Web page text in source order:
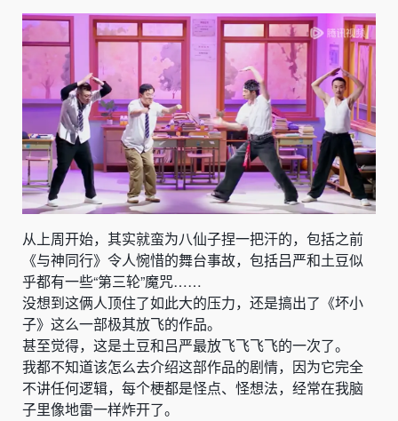
从上周开始，其实就蛮为八仙子捏一把汗的，包括之前
《与神同行》令人惋惜的舞台事故，包括吕严和土豆似
乎都有一些“第三轮”魔咒……
没想到这俩人顶住了如此大的压力，还是搞出了《坏小
子》这么一部极其放飞的作品。
甚至觉得，这是土豆和吕严最放飞飞飞飞的一次了。
我都不知道该怎么去介绍这部作品的剧情，因为它完全
不讲任何逻辑，每个梗都是怪点、怪想法，经常在我脑
子里像地雷一样炸开了。